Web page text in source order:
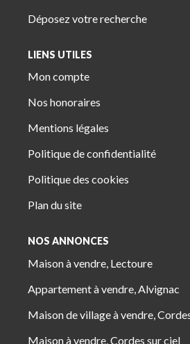
Déposez votre recherche
LIENS UTILES
Mon compte
Nos honoraires
Mentions légales
Politique de confidentialité
Politique des cookies
Plan du site
NOS ANNONCES
Maison à vendre, Lectoure
Appartement à vendre, Alvignac
Maison de village à vendre,
Maison à vendre, Cordes sur ciel